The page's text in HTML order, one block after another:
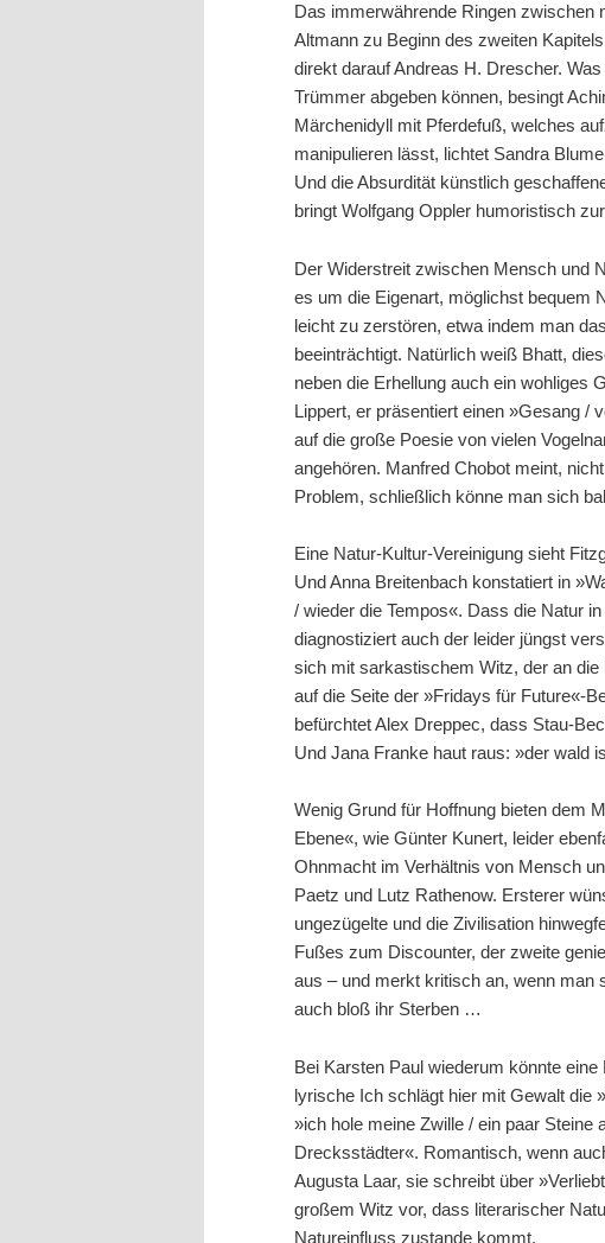
Das immerwährende Ringen zwischen
Altmann zu Beginn des zweiten
direkt darauf Andreas H. Drescher.
Trümmer abgeben können, besingt
Märchenidyll mit Pferdefuß, welches
manipulieren lässt, lichtet Sandra
Und die Absurdität künstlich
bringt Wolfgang Oppler humoristisch
Der Widerstreit zwischen Mensch und
es um die Eigenart, möglichst bequem
leicht zu zerstören, etwa indem man
beeinträchtigt. Natürlich weiß Bhatt,
neben die Erhellung auch ein wohliges
Lippert, er präsentiert einen »Gesang /
auf die große Poesie von vielen
angehören. Manfred Chobot meint,
Problem, schließlich könne man sich
Eine Natur-Kultur-Vereinigung sieht
Und Anna Breitenbach konstatiert in
/ wieder die Tempos«. Dass die Natur
diagnostiziert auch der leider jüngst
sich mit sarkastischem Witz, der an
auf die Seite der »Fridays für Future«-
befürchtet Alex Dreppec, dass Stau-
Und Jana Franke haut raus: »der wald
Wenig Grund für Hoffnung bieten dem
Ebene«, wie Günter Kunert, leider
Ohnmacht im Verhältnis von Mensch
Paetz und Lutz Rathenow. Ersterer
ungezügelte und die Zivilisation
Fußes zum Discounter, der zweite
aus – und merkt kritisch an, wenn man
auch bloß ihr Sterben …
Bei Karsten Paul wiederum könnte
lyrische Ich schlägt hier mit Gewalt die
»ich hole meine Zwille / ein paar Steine
Drecksstädter«. Romantisch, wenn
Augusta Laar, sie schreibt über
großem Witz vor, dass literarischer
Natureinfluss zustande kommt.